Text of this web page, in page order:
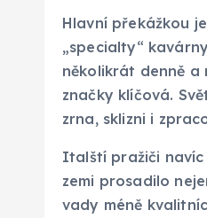
Hlavní překážkou
„specialty“
několikrát denně a
značky klíčová.
zrna, sklizni i
Italští pražiči navíc
zemi prosadilo
vady méně